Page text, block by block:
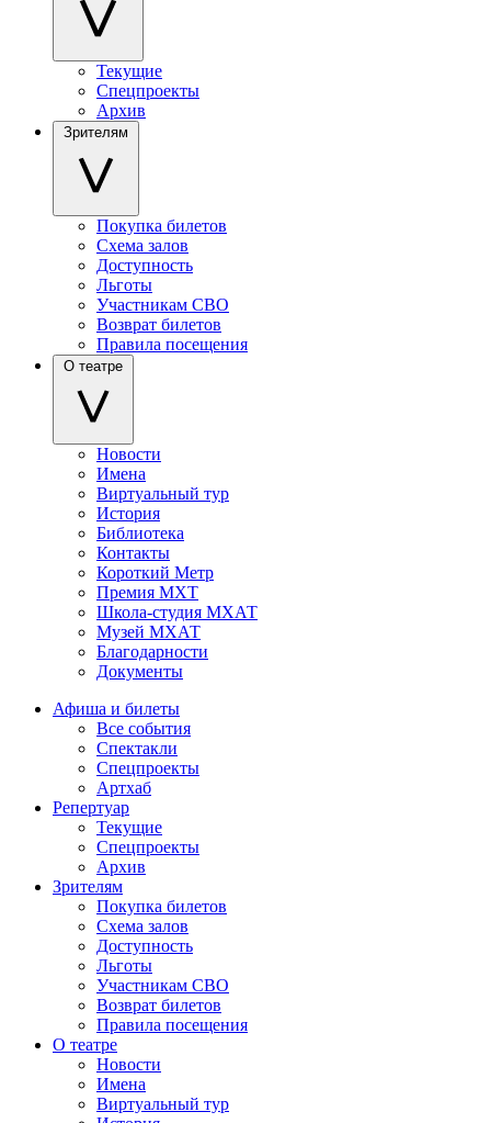
Текущие
Спецпроекты
Архив
Зрителям
Покупка билетов
Схема залов
Доступность
Льготы
Участникам СВО
Возврат билетов
Правила посещения
О театре
Новости
Имена
Виртуальный тур
История
Библиотека
Контакты
Короткий Метр
Премия МХТ
Школа-студия МХАТ
Музей МХАТ
Благодарности
Документы
Афиша и билеты
Все события
Спектакли
Спецпроекты
Артхаб
Репертуар
Текущие
Спецпроекты
Архив
Зрителям
Покупка билетов
Схема залов
Доступность
Льготы
Участникам СВО
Возврат билетов
Правила посещения
О театре
Новости
Имена
Виртуальный тур